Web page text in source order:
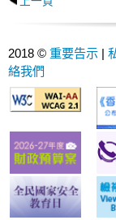
2018 © 重要告示 |
絡我們